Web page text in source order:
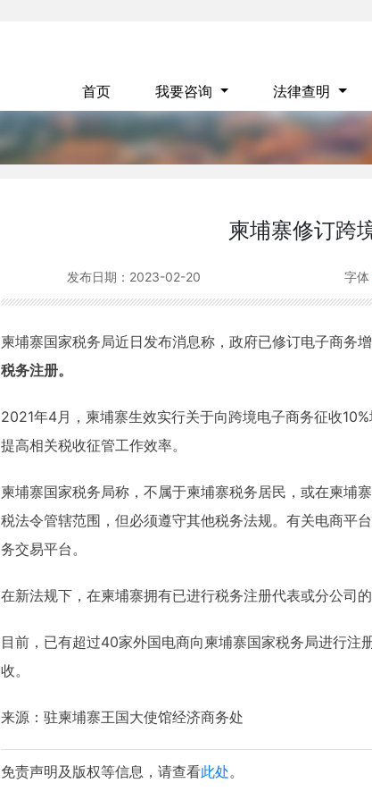
首页 我要咨询 法律查明
柬埔寨修订跨
发布日期： 2023-02-20 字体
柬埔寨国家税务局近日发布消息称，政府已修订电子商务
税务注册。
2021年4月，柬埔寨生效实行关于向跨境电子商务征收
提高相关税收征管工作效率。
柬埔寨国家税务局称，不属于柬埔寨税务居民，或在柬埔
税法令管辖范围，但必须遵守其他税务法规。有关电商平
务交易平台。
在新法规下，在柬埔寨拥有已进行税务注册代表或分公司
目前，已有超过40家外国电商向柬埔寨国家税务局进行
收。
来源：驻柬埔寨王国大使馆经济商务处
免责声明及版权等信息，请查看此处。